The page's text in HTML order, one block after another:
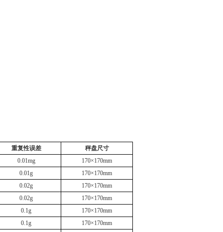
重复性误差
秤盘尺寸
0.01mg
170×170mm
0.01g
170×170mm
0.02g
170×170mm
0.02g
170×170mm
0.1g
170×170mm
0.1g
170×170mm